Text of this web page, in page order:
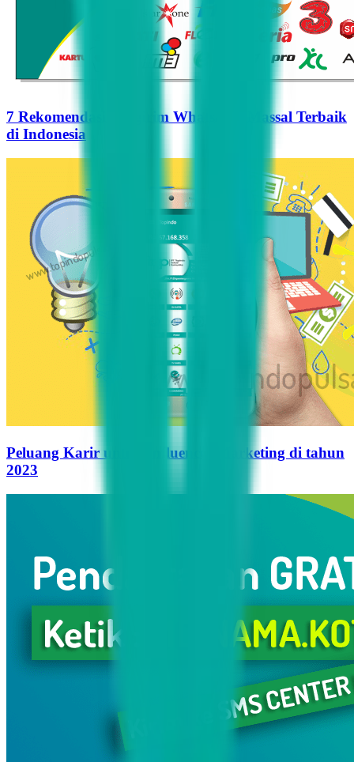
7 Rekomendasi Pengirim WhatsApp Massal Terbaik
di Indonesia
Peluang Karir untuk Influencer Marketing di tahun
2023